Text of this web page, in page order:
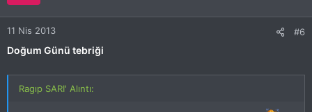
11 Nis 2013 #6
Doğum Günü tebriği
Ragıp SARI' Alıntı: